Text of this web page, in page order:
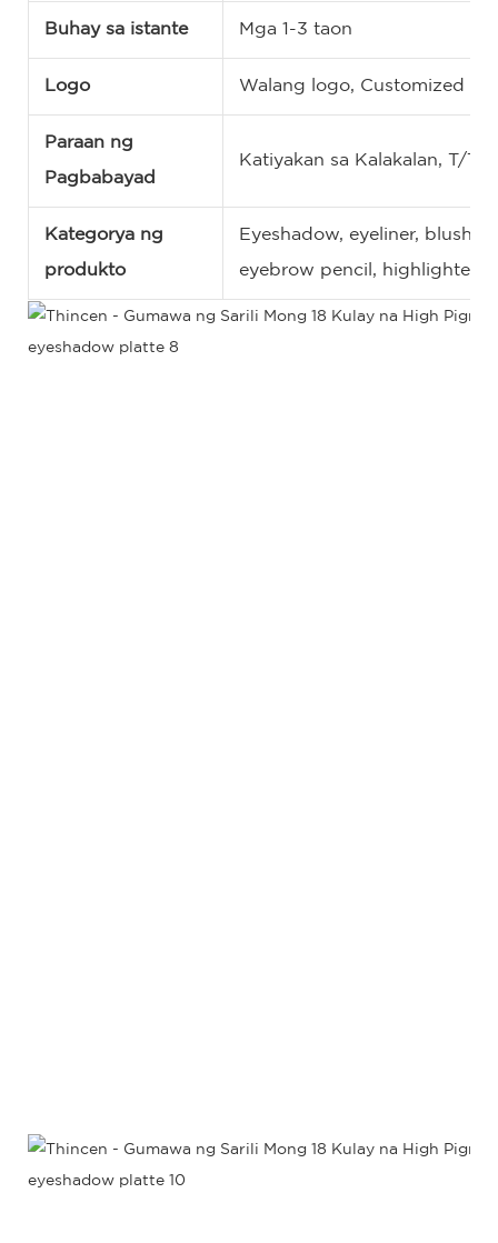
Buhay sa istante Mga 1-3 taon
Logo Walang logo, Customized
Paraan ng
Pagbabayad
Katiyakan sa Kalakalan, T/T,
Kategorya ng
produkto
Eyeshadow, eyeliner, blush,
eyebrow pencil, highlighter,